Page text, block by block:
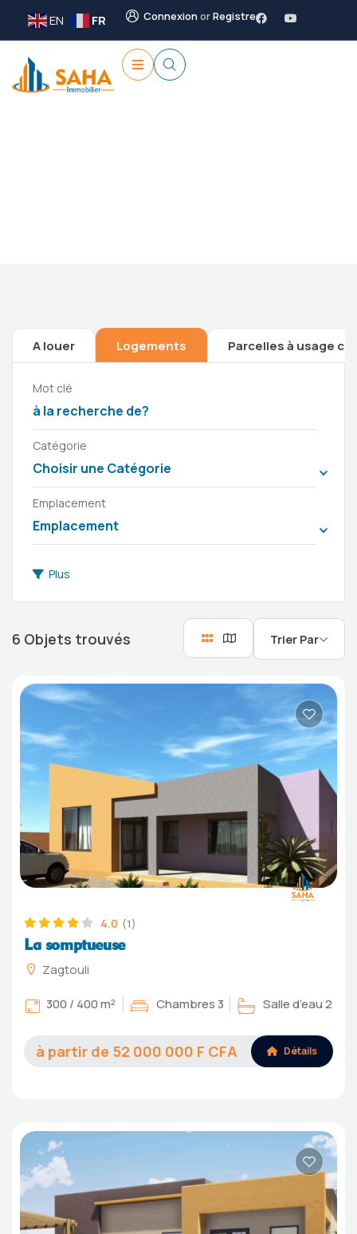
EN FR ConnexionorRegistre
A louer Logements Parcelles à usage
Mot clé
Catégorie
Choisir une Catégorie
Emplacement
Emplacement
Plus
6 Objets trouvés Trier Par
4.0 (1)
La somptueuse
Zagtouli
300 / 400 m² Chambres 3 Salle d’eau 2
52 000 000 Détails